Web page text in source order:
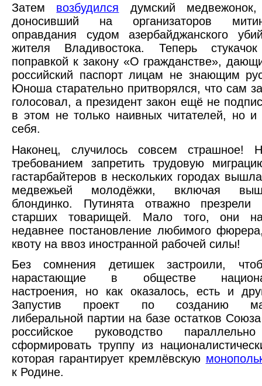
Затем возбудился думский
доносивший на организаторов
оправдания судом азербайджанского
жителя Владивостока. Теперь стукачок
поправкой к закону «О гражданстве»,
российский паспорт лицам не знающим
Юноша старательно притворялся, что сам
голосовал, а президент закон ещё не
в этом не только наивных читателей, но
себя.
Наконец, случилось совсем страшное!
требованием запретить трудовую
гастарбайтеров в нескольких городах
медвежьей молодёжки, включая
блондинко. Путинята отважно презрели
старших товарищей. Мало того, они
недавнее постановление любимого
квоту на ввоз иностранной рабочей силы!
Без сомнения детишек застроили,
нарастающие в обществе
настроения, но как оказалось, есть и
Запустив проект по созданию
либеральной партии на базе остатков
российское руководство
сформировать труппу из
которая гарантирует кремлёвскую
к Родине.